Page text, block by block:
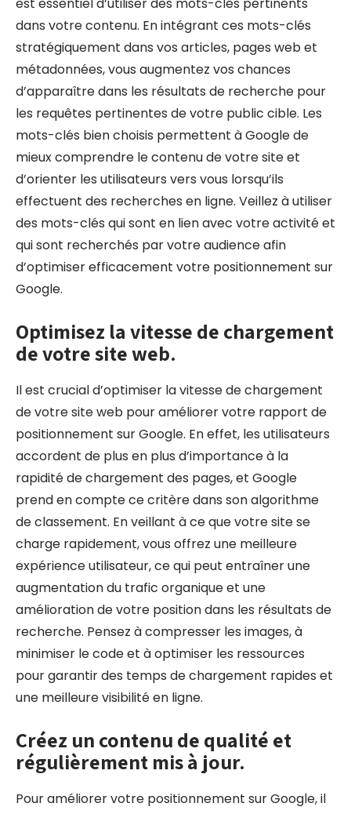
dans votre contenu. En intégrant ces mots-clés
stratégiquement dans vos articles, pages web et
métadonnées, vous augmentez vos chances
d’apparaître dans les résultats de recherche pour
les requêtes pertinentes de votre public cible. Les
mots-clés bien choisis permettent à Google de
mieux comprendre le contenu de votre site et
d’orienter les utilisateurs vers vous lorsqu’ils
effectuent des recherches en ligne. Veillez à utiliser
des mots-clés qui sont en lien avec votre activité et
qui sont recherchés par votre audience afin
d’optimiser efficacement votre positionnement sur
Google.
Optimisez la vitesse de chargement
de votre site web.
Il est crucial d’optimiser la vitesse de chargement
de votre site web pour améliorer votre rapport de
positionnement sur Google. En effet, les utilisateurs
accordent de plus en plus d’importance à la
rapidité de chargement des pages, et Google
prend en compte ce critère dans son algorithme
de classement. En veillant à ce que votre site se
charge rapidement, vous offrez une meilleure
expérience utilisateur, ce qui peut entraîner une
augmentation du trafic organique et une
amélioration de votre position dans les résultats de
recherche. Pensez à compresser les images, à
minimiser le code et à optimiser les ressources
pour garantir des temps de chargement rapides et
une meilleure visibilité en ligne.
Créez un contenu de qualité et
régulièrement mis à jour.
Pour améliorer votre positionnement sur Google, il